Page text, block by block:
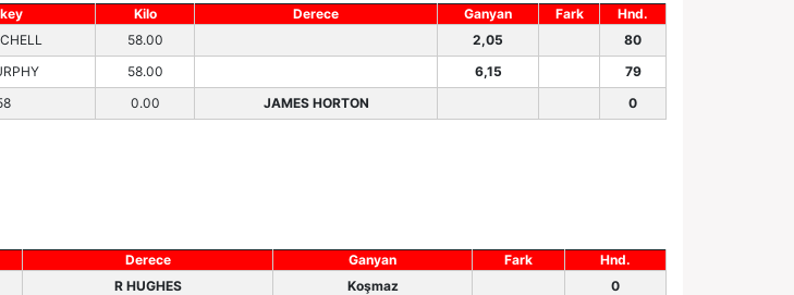
Kilo Derece Ganyan Fark
Hnd.
58.00 2,05
80
58.00 6,15
79
0.00 JAMES HORTON 0
Derece Ganyan Fark
Hnd.
R HUGHES Koşmaz 0